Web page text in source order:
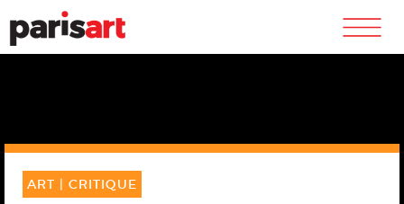
m
ART | CRITIQUE